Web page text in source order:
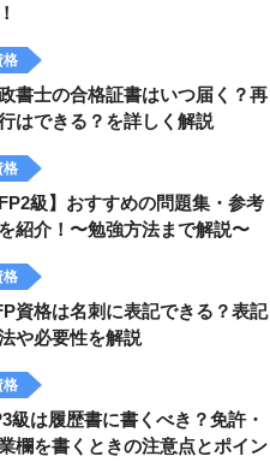
格
書士の合格証書はいつ届く？再
はできる？を詳しく解説
格
FP2級】おすすめの問題集・参考
紹介！〜勉強方法まで解説〜
格
資格は名刺に表記できる？表記
や必要性を解説
格
級は履歴書に書くべき？免許・
欄を書くときの注意点とポイン